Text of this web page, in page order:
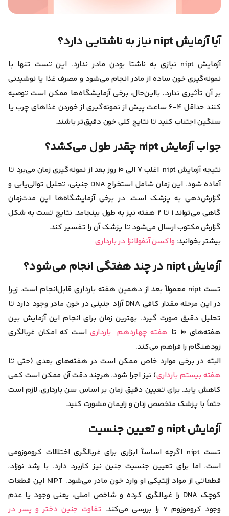
آیا آزمایش nipt نیاز به ناشتایی دارد؟
آزمایش nipt نیازی به ناشتا بودن مادر ندارد
. این تست تنها با
نمونه‌گیری خون ساده از مادر انجام می‌شود و مصرف غذا یا نوشیدنی
بر آن تأثیری ندارد. با‌این‌حال، برخی آزمایشگاه‌ها ممکن است توصیه
کنند
حداقل ۴-۶ ساعت پیش از نمونه‌گیری از خوردن غذاهای چرب یا
سنگین اجتناب کنید تا نتایج کلی خون دقیق‌تر باشند.
جواب آزمایش nipt چقدر طول می‌کشد؟
نتیجه آزمایش nipt اغلب ۷ الی ۱۰ روز بعد از نمونه‌گیری زمان می‌برد تا
آماده شود.
این زمان شامل استخراج DNA جنینی، تحلیل توالی‌یابی و
گزارش‌دهی به پزشک است. در برخی آزمایشگاه‌ها این مدت‌زمان
گاهی می‌تواند ۱ تا ۲ هفته نیز به طول بینجامد.
نتایج تست به شکل
گزارش مکتوب ارسال می‌شود تا پزشک آن را تفسیر کند.
بیشتر بخوانید: واکسن آنفولانزا در بارداری
آزمایش nipt در چند هفتگی انجام می‌شود؟
تست nipt معمولاً بعد از دهمین هفته بارداری قابل‌انجام است
. زیرا
در این مرحله مقدار کافی DNA آزاد جنینی در خون مادر وجود دارد تا
تحلیل دقیق صورت گیرد.بهترین زمان برای انجام این آزمایش بین
هفته‌های ۱۰ تا
هفته چهاردهم بارداری است که امکان غربالگری
زودهنگام را فراهم می‌کند.
البته در برخی موارد خاص ممکن است در هفته‌های بعدی (حتی تا
هفته بیستم بارداری) نیز اجرا شود، هرچند دقت آن ممکن است کمی
کاهش یابد. برای تعیین دقیق زمان بر اساس سن بارداری، لازم است
حتماً با پزشک متخصص زنان و زایمان مشورت کنید.
آزمایش nipt و تعیین جنسیت
تست nipt
اگرچه اساساً ابزاری برای غربالگری اختلالات کروموزومی
است، اما برای تعیین جنسیت جنین نیز کاربرد دارد. با رشد نوزاد،
قطعاتی از مواد ژنتیکی او وارد خون مادر می‌شود. NIPT این قطعات
کوچک DNA را غربالگری کرده و شاخص اصلی، یعنی
وجود یا عدم
وجود کروموزوم Y
را بررسی می‌کند. تفاوت جنین دختر و پسر در